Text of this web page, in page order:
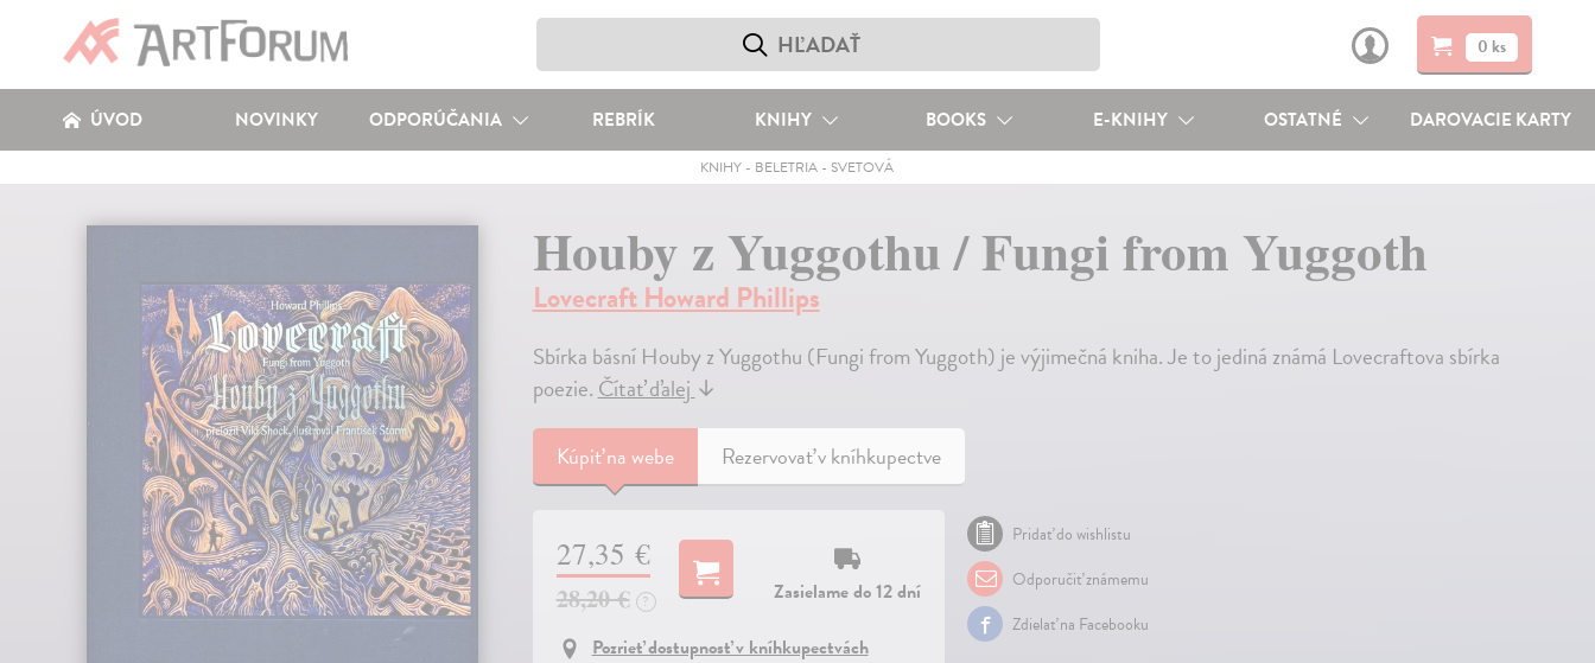
0 ks
ÚVOD NOVINKY ODPORÚČANIA REBRÍK KNIHY BOOKS E-KNIHY OSTATNÉ DAROVACIE KARTY
KNIHY - BELETRIA - SVETOVÁ
Houby z Yuggothu / Fungi from Yuggoth
Lovecraft Howard Phillips
Sbírka básní Houby z Yuggothu (Fungi from Yuggoth) je výjimečná kniha. Je to jediná známá Lovecraftova sbírka
poezie.Čítať ďalej↓
Kúpiťna webe Rezervovať v kníhkupectve
27,35 €
28,20 € ?
Zasielame do 12 dní
Pozrieť dostupnosť v kníhkupectvách
Pridať do wishlistu
Odporučiť známemu
Zdielať na Facebooku